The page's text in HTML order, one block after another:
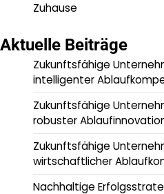
Zuhause
Aktuelle Beiträge
Zukunftsfähige
intelligenter
Zukunftsfähige
robuster
Zukunftsfähige
wirtschaftlicher
Nachhaltige